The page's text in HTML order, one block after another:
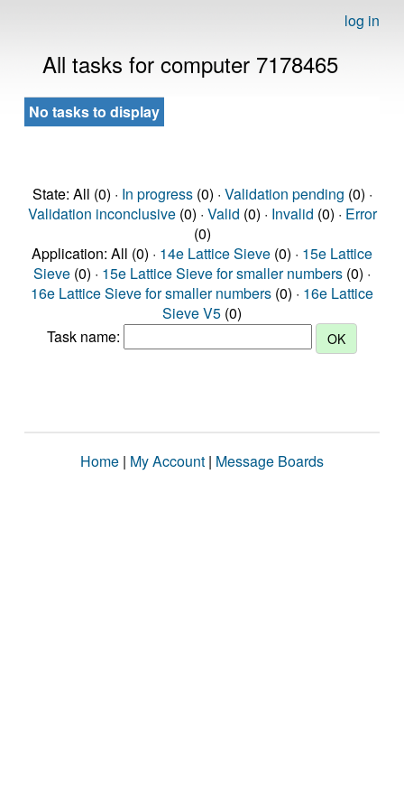
log in
All tasks for computer 7178465
No tasks to display
State: All (0) · In progress(0) · Validation pending (0) ·
Validation inconclusive(0) · Valid (0) · Invalid (0) · Error
(0)
Application: All (0) · 14e Lattice Sieve (0) · 15e Lattice
Sieve (0) · 15e Lattice Sieve for smaller numbers (0) ·
16e Lattice Sieve for smaller numbers (0) · 16e Lattice
Sieve V5 (0)
Task name:
Home | My Account | Message Boards